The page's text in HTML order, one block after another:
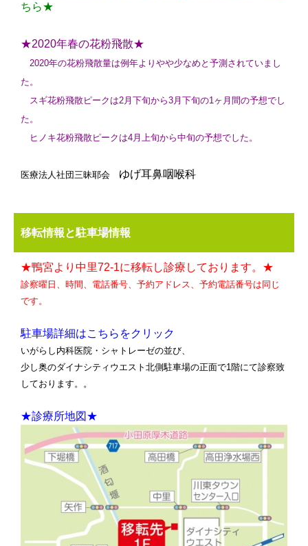
ちら★
★2020年春の花粉飛散★
2020年の花粉飛散量は例年よりやや少なめと予測されていまし
た。
スギ花粉飛散ピークは2月下旬から3月下旬の1ヶ月間の予想でし
た。
ヒノキ花粉飛散ピークは4月上旬から中旬の予想でした。
医療法人社団三昧耶会 ゆげ耳鼻咽喉科
移転情報と駐車場情報
★鴨宮より中里72-1に移転し診療しております。★
診察曜日、時間、電話番号、予約アドレス、予約電話番号は同じ
です。
駐車場詳細はこちらをクリック
いがらし内科医院・シャトレーゼの並び、
少し奥のダイナシティウエスト北側駐車場の正面で1階にて診察致
しております。。
★診療所地図★